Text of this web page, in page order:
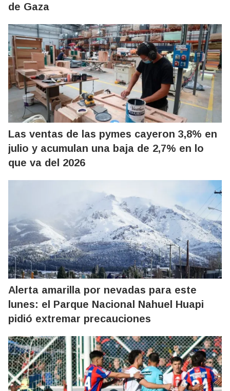
de Gaza
Las ventas de las pymes cayeron 3,8% en
julio y acumulan una baja de 2,7% en lo
que va del 2026
Alerta amarilla por nevadas para este
lunes: el Parque Nacional Nahuel Huapi
pidió extremar precauciones